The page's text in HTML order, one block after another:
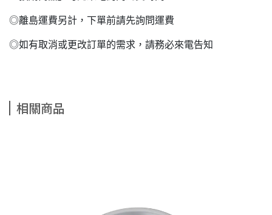
◎離島運費另計，下單前請先詢問運費
◎如有取消或更改訂單的需求，請務必來電告知
相關商品